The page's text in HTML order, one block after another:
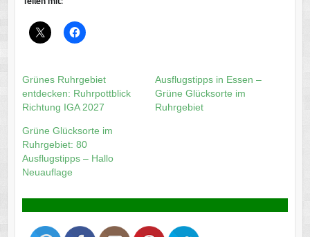
Grünes Ruhrgebiet
entdecken: Ruhrpottblick
Richtung IGA 2027
Ausflugstipps in Essen –
Grüne Glücksorte im
Ruhrgebiet
Grüne Glücksorte im
Ruhrgebiet: 80
Ausflugstipps – Hallo
Neuauflage